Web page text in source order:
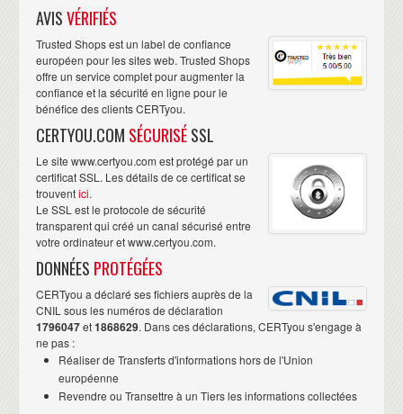
AVISVÉRIFIÉS
Trusted Shops est un label de confiance
européen pour les sites web. Trusted Shops
offre un service complet pour augmenter la
confiance et la sécurité en ligne pour le
bénéfice des clients CERTyou.
CERTYOU.COM SÉCURISÉSSL
Le site www.certyou.com est protégé par un
certificat SSL. Les détails de ce certificat se
trouventici.
Le SSL est le protocole de sécurité
transparent qui créé un canal sécurisé entre
votre ordinateur et www.certyou.com.
DONNÉES PROTÉGÉES
CERTyou a déclaré ses fichiers auprès de la
CNIL sous les numéros de déclaration
1796047et1868629. Dans ces déclarations, CERTyou s'engage à
ne pas :
Réaliser de Transferts d'informations hors de l'Union
européenne
Revendre ou Transettre à un Tiers les informations collectées